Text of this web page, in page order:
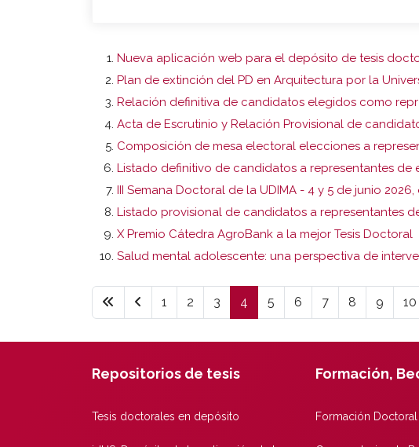
Nueva aplicación web para el depósito de tesis
Plan de extinción del PD en Arquitectura por la
Relación definitiva de candidatos elegidos como
Acta de Escrutinio y Relación Provisional de
Composición de mesa electoral elecciones a
Listado definitivo de candidatos a representantes
III Semana Doctoral de la UDIMA - 4 y 5 de junio 2026,
Listado provisional de candidatos a representantes
X Premio Cátedra AgroBank a la mejor Tesis Doctoral
Salud mental adolescente: una perspectiva de
1 2 3 4 5 6 7 8 9 10
Repositorios de tesis
Tesis doctorales en depósito
Formación,
Formación Doctoral